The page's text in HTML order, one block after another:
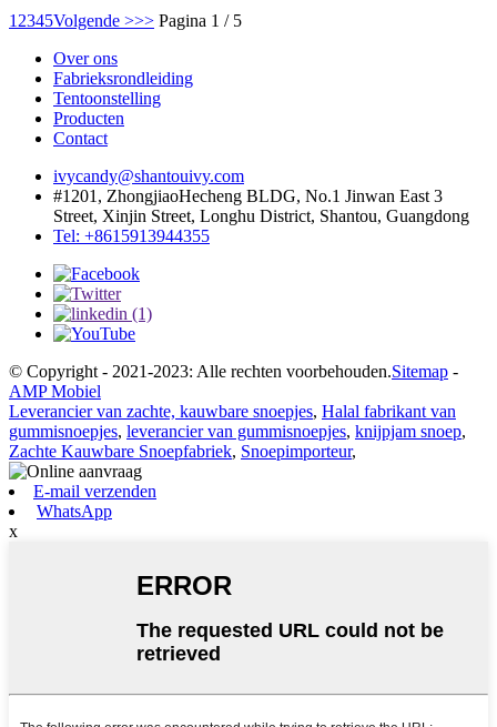
1 2345Volgende >>> Pagina 1 / 5
Over ons
Fabrieksrondleiding
Tentoonstelling
Producten
Contact
ivycandy@shantouivy.com
#1201, ZhongjiaoHecheng BLDG, No.1 Jinwan East 3
Street, Xinjin Street, Longhu District, Shantou, Guangdong
Tel: +8615913944355
© Copyright - 2021-2023: Alle rechten voorbehouden.Sitemap -
AMP Mobiel
Leverancier van zachte, kauwbare snoepjes, Halal fabrikant van
gummisnoepjes, leverancier van gummisnoepjes, knijpjam snoep,
Zachte Kauwbare Snoepfabriek, Snoepimporteur,
E-mail verzenden
WhatsApp
x